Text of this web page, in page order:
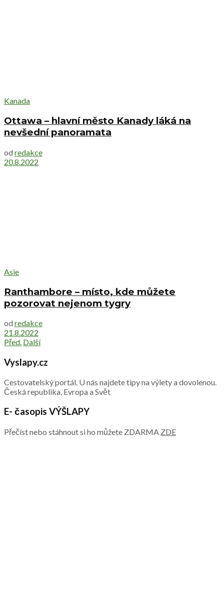
Kanada
Ottawa – hlavní město Kanady láká na
nevšední panoramata
od redakce
20.8.2022
Asie
Ranthambore – místo, kde můžete
pozorovat nejenom tygry
od redakce
21.8.2022
Před. Další
Vyslapy.cz
Cestovatelský portál. U nás najdete tipy na výlety a dovolenou.
Česká republika, Evropa a Svět
E- časopis VÝŠLAPY
Přečíst nebo stáhnout si ho můžete ZDARMA ZDE